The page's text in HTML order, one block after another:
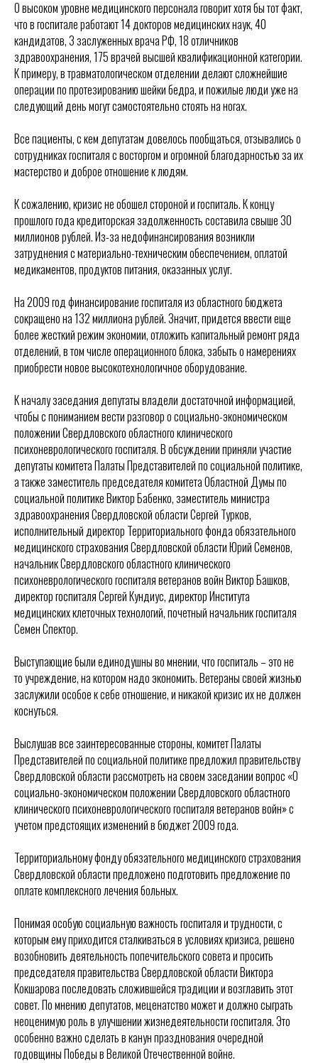
О высоком уровне медицинского персонала говорит хотя бы тот факт,
что в госпитале работают 14 докторов медицинских наук, 40
кандидатов, 3 заслуженных врача РФ, 18 отличников
здравоохранения, 175 врачей высшей квалификационной категории.
К примеру, в травматологическом отделении делают сложнейшие
операции по протезированию шейки бедра, и пожилые люди уже на
следующий день могут самостоятельно стоять на ногах.
Все пациенты, с кем депутатам довелось пообщаться, отзывались о
сотрудниках госпиталя с восторгом и огромной благодарностью за их
мастерство и доброе отношение к людям.
К сожалению, кризис не обошел стороной и госпиталь. К концу
прошлого года кредиторская задолженность составила свыше 30
миллионов рублей. Из-за недофинансирования возникли
затруднения с материально-техническим обеспечением, оплатой
медикаментов, продуктов питания, оказанных услуг.
На 2009 год финансирование госпиталя из областного бюджета
сокращено на 132 миллиона рублей. Значит, придется ввести еще
более жесткий режим экономии, отложить капитальный ремонт ряда
отделений, в том числе операционного блока, забыть о намерениях
приобрести новое высокотехнологичное оборудование.
К началу заседания депутаты владели достаточной информацией,
чтобы с пониманием вести разговор о социально-экономическом
положении Свердловского областного клинического
психоневрологического госпиталя. В обсуждении приняли участие
депутаты комитета Палаты Представителей по социальной политике,
а также заместитель председателя комитета Областной Думы по
социальной политике Виктор Бабенко, заместитель министра
здравоохранения Свердловской области Сергей Турков,
исполнительный директор Территориального фонда обязательного
медицинского страхования Свердловской области Юрий Семенов,
начальник Свердловского областного клинического
психоневрологического госпиталя ветеранов войн Виктор Башков,
директор госпиталя Сергей Кундиус, директор Института
медицинских клеточных технологий, почетный начальник госпиталя
Семен Спектор.
Выступающие были единодушны во мнении, что госпиталь – это не
то учреждение, на котором надо экономить. Ветераны своей жизнью
заслужили особое к себе отношение, и никакой кризис их не должен
коснуться.
Выслушав все заинтересованные стороны, комитет Палаты
Представителей по социальной политике предложил правительству
Свердловской области рассмотреть на своем заседании вопрос «О
социально-экономическом положении Свердловского областного
клинического психоневрологического госпиталя ветеранов войн» с
учетом предстоящих изменений в бюджет 2009 года.
Территориальному фонду обязательного медицинского страхования
Свердловской области предложено подготовить предложение по
оплате комплексного лечения больных.
Понимая особую социальную важность госпиталя и трудности, с
которым ему приходится сталкиваться в условиях кризиса, решено
возобновить деятельность попечительского совета и просить
председателя правительства Свердловской области Виктора
Кокшарова последовать сложившейся традиции и возглавить этот
совет. По мнению депутатов, меценатство может и должно сыграть
неоценимую роль в улучшении жизнедеятельности госпиталя. Это
особенно важно сделать в канун празднования очередной
годовщины Победы в Великой Отечественной войне.